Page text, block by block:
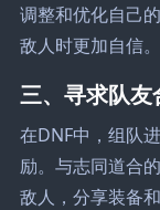
调整和优化自己
敌人时更加自信。
三、寻求队友
在DNF中，组队
励。与志同道合
敌人，分享装备